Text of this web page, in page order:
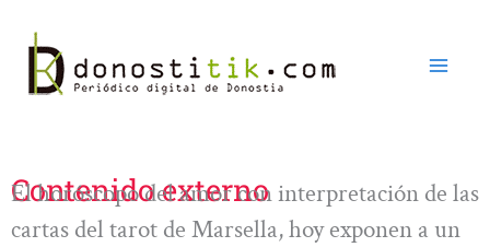
contenido
Contenido externo
El horóscopo del amor con interpretación de las
cartas del tarot de Marsella, hoy exponen a un